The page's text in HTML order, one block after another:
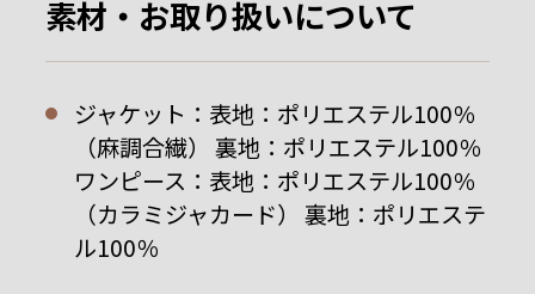
素材・お取り扱いについて
ジャケット：表地：ポリエステル100％
（麻調合繊） 裏地：ポリエステル100％
ワンピース：表地：ポリエステル100％
（カラミジャカード） 裏地：ポリエステ
ル100％